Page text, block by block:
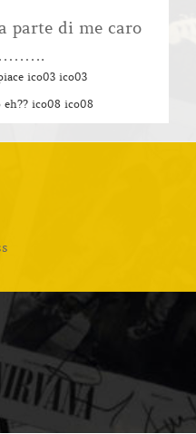
parte di me caro
ico03 ico03
eh?? ico08 ico08